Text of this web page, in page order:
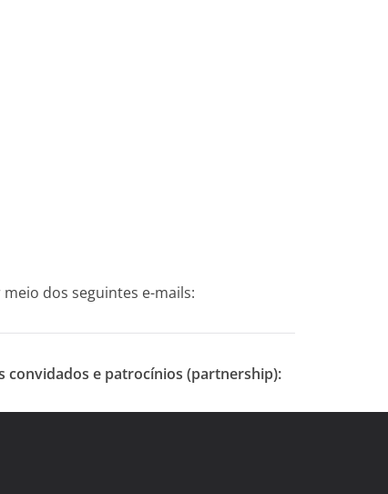
meio dos seguintes e-mails:
convidados e patrocínios (partnership):